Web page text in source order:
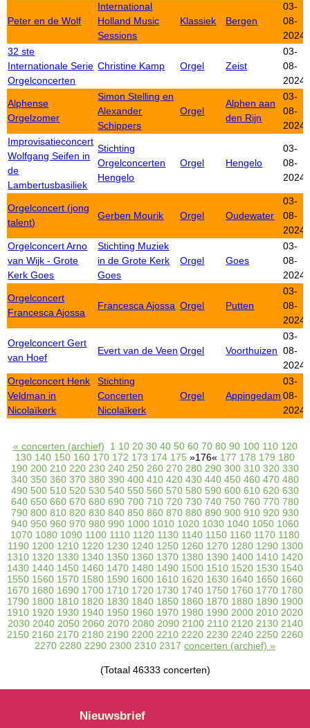
Peter en de Wolf
International
Holland Music
Sessions
Klassiek Bergen
03-
08-
2024
32 ste
Internationale Serie
Orgelconcerten
Christine Kamp Orgel Zeist
03-
08-
2024
Alphense
Orgelzomer
Simon Stelling en
Alexander
Schippers
Orgel
Alphen aan
den Rijn
03-
08-
2024
Improvisatieconcert
Wolfgang Seifen in
de
Lambertusbasiliek
Stichting
Orgelconcerten
Hengelo
Orgel Hengelo
03-
08-
2024
Orgelconcert (jong
talent)
Gerben Mourik Orgel Oudewater
03-
08-
2024
Orgelconcert Arno
van Wijk - Grote
Kerk Goes
Stichting Muziek
in de Grote Kerk
Goes
Orgel Goes
03-
08-
2024
Orgelconcert
Francesca Ajossa
Francesca Ajossa Orgel Putten
03-
08-
2024
Orgelconcert Gert
van Hoef
Evert van de Veen Orgel Voorthuizen
03-
08-
2024
Orgelconcert Henk
Veldman in
Nicolaïkerk
Stichting
Concerten
Nicolaïkerk
Orgel Appingedam
03-
08-
2024
« concerten (archief) 1 10 20 30 40 50 60 70 80 90 100 110 120
130 140 150 160 170 172 173 174 175 »176« 177 178 179 180
190 200 210 220 230 240 250 260 270 280 290 300 310 320 330
340 350 360 370 380 390 400 410 420 430 440 450 460 470 480
490 500 510 520 530 540 550 560 570 580 590 600 610 620 630
640 650 660 670 680 690 700 710 720 730 740 750 760 770 780
790 800 810 820 830 840 850 860 870 880 890 900 910 920 930
940 950 960 970 980 990 1000 1010 1020 1030 1040 1050 1060
1070 1080 1090 1100 1110 1120 1130 1140 1150 1160 1170 1180
1190 1200 1210 1220 1230 1240 1250 1260 1270 1280 1290 1300
1310 1320 1330 1340 1350 1360 1370 1380 1390 1400 1410 1420
1430 1440 1450 1460 1470 1480 1490 1500 1510 1520 1530 1540
1550 1560 1570 1580 1590 1600 1610 1620 1630 1640 1650 1660
1670 1680 1690 1700 1710 1720 1730 1740 1750 1760 1770 1780
1790 1800 1810 1820 1830 1840 1850 1860 1870 1880 1890 1900
1910 1920 1930 1940 1950 1960 1970 1980 1990 2000 2010 2020
2030 2040 2050 2060 2070 2080 2090 2100 2110 2120 2130 2140
2150 2160 2170 2180 2190 2200 2210 2220 2230 2240 2250 2260
2270 2280 2290 2300 2310 2317 concerten (archief) »
(Totaal 46333 concerten)
Nieuwsbrief